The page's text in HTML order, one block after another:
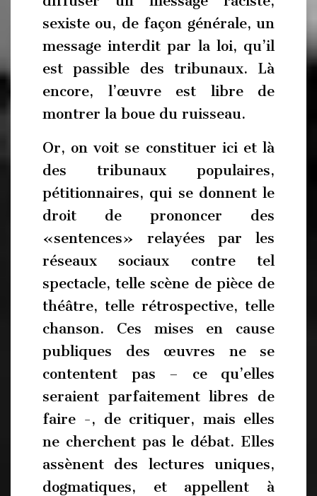
sexiste ou, de façon générale, un
message interdit par la loi, qu’il
est passible des tribunaux. Là
encore, l’œuvre est libre de
montrer la boue du ruisseau.
Or, on voit se constituer ici et là
des tribunaux populaires,
pétitionnaires, qui se donnent le
droit de prononcer des
«sentences» relayées par les
réseaux sociaux contre tel
spectacle, telle scène de pièce de
théâtre, telle rétrospective, telle
chanson. Ces mises en cause
publiques des œuvres ne se
contentent pas – ce qu’elles
seraient parfaitement libres de
faire -, de critiquer, mais elles
ne cherchent pas le débat. Elles
assènent des lectures uniques,
dogmatiques, et appellent à